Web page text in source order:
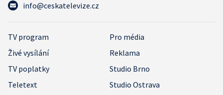
info@ceskatelevize.cz
TV program
Pro média
Živé vysílání
Reklama
TV poplatky
Studio Brno
Teletext
Studio Ostrava